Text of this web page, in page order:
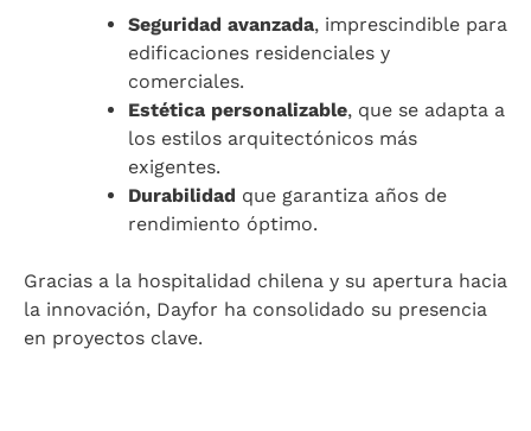
Seguridad avanzada, imprescindible para
edificaciones residenciales y
comerciales.
Estética personalizable, que se adapta a
los estilos arquitectónicos más
exigentes.
Durabilidad que garantiza años de
rendimiento óptimo.
Gracias a la hospitalidad chilena y su apertura hacia
la innovación, Dayfor ha consolidado su presencia
en proyectos clave.